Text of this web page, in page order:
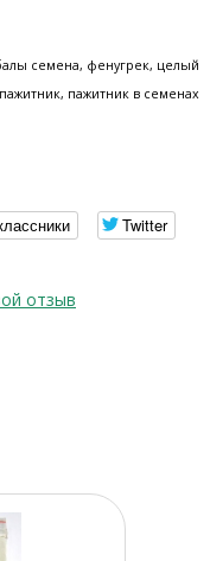
семена, фенугрек, целый
пажитник, пажитник в семенах
Twitter
отзыв